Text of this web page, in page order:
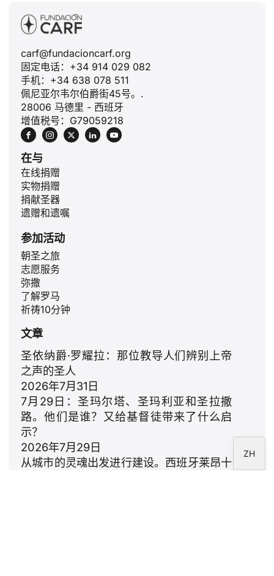
carf@fundacioncarf.org
固定电话：+34 914 029 082
手机：+34 638 078 511
佩尼亚尔韦尔伯爵街45号。.
28006 马德里 - 西班牙
增值税号：G79059218
在与
在线捐赠
实物捐赠
捐献圣器
遗赠和遗嘱
参加活动
朝圣之旅
志愿服务
弥撒
了解罗马
祈祷10分钟
文章
圣依纳爵·罗耀拉：那位教导人们辨别上帝
之声的圣人
2026年7月31日
7月29日：圣玛尔塔、圣玛利亚和圣拉撒
路。他们是谁？又给基督徒带来了什么启
示？
2026年7月29日
从城市的灵魂出发进行建设。西班牙莱昂十
ZH